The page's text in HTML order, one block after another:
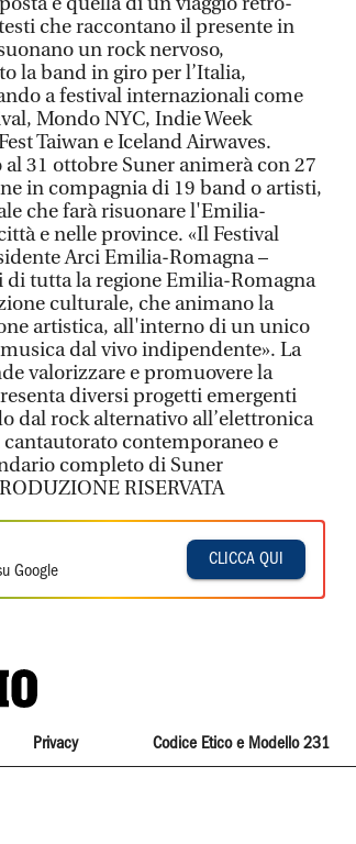
che raccontano il presente in
un rock nervoso,
la band in giro per l’Italia,
a festival internazionali come
Mondo NYC, Indie Week
Taiwan e Iceland Airwaves.
31 ottobre Suner animerà con 27
in compagnia di 19 band o artisti,
che farà risuonare l'Emilia-
e nelle province. «Il Festival
Arci Emilia-Romagna –
tutta la regione Emilia-Romagna
culturale, che animano la
artistica, all'interno di un unico
dal vivo indipendente». La
valorizzare e promuovere la
diversi progetti emergenti
dal rock alternativo all’elettronica
contemporaneo e
completo di Suner
RISERVATA
Google
CLICCA QUI
Privacy Codice Etico e Modello 231